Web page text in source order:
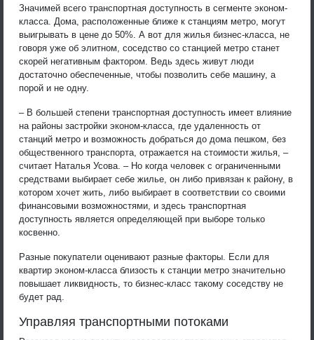
Значимей всего транспортная доступность в сегменте эконом-
класса. Дома, расположенные ближе к станциям метро, могут
выигрывать в цене до 50%. А вот для жилья бизнес-класса, не
говоря уже об элитном, соседство со станцией метро станет
скорей негативным фактором. Ведь здесь живут люди
достаточно обеспеченные, чтобы позволить себе машину, а
порой и не одну.
– В большей степени транспортная доступность имеет влияние
на районы застройки эконом-класса, где удаленность от
станций метро и возможность добраться до дома пешком, без
общественного транспорта, отражается на стоимости жилья, –
считает Наталья Усова. – Но когда человек с ограниченными
средствами выбирает себе жилье, он либо привязан к району, в
котором хочет жить, либо выбирает в соответствии со своими
финансовыми возможностями, и здесь транспортная
доступность является определяющей при выборе только
косвенно.
Разные покупатели оценивают разные факторы. Если для
квартир эконом-класса близость к станции метро значительно
повышает ликвидность, то бизнес-класс такому соседству не
будет рад.
Управляя транспортными потоками